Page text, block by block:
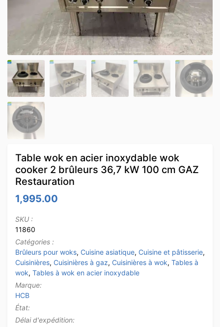
Table wok en acier inoxydable wok
cooker 2 brûleurs 36,7 kW 100 cm GAZ
Restauration
1,995.00
SKU :
11860
Catégories :
Brûleurs pour woks, Cuisine asiatique, Cuisine et pâtisserie,
Cuisinières, Cuisinières à gaz, Cuisinières à wok, Tables à
wok, Tables à wok en acier inoxydable
Marque:
HCB
État:
Délai d'expédition: